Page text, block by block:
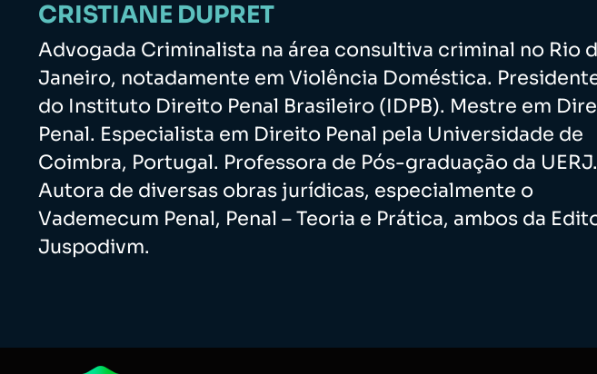
CRISTIANE DUPRET
Advogada Criminalista na área consultiva criminal no Rio
Janeiro, notadamente em Violência Doméstica.
do Instituto Direito Penal Brasileiro (IDPB). Mestre em
Penal. Especialista em Direito Penal pela Universidade de
Coimbra, Portugal. Professora de Pós-graduação da UERJ.
Autora de diversas obras jurídicas, especialmente o
Vademecum Penal, Penal – Teoria e Prática, ambos da
Juspodivm.